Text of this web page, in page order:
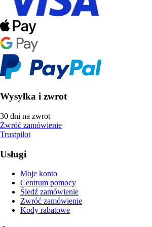
Wysyłka i zwrot
30 dni na zwrot
Zwróć zamówienie
Trustpilot
Usługi
Moje konto
Centrum pomocy
Śledź zamówienie
Zwróć zamówienie
Kody rabatowe